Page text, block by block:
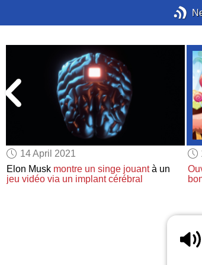
14 April 2021
Elon Musk montre un singe jouantà un
jeu vidéo via un implant cérébral